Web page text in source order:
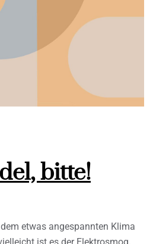
bitte!
etwas angespannten Klima